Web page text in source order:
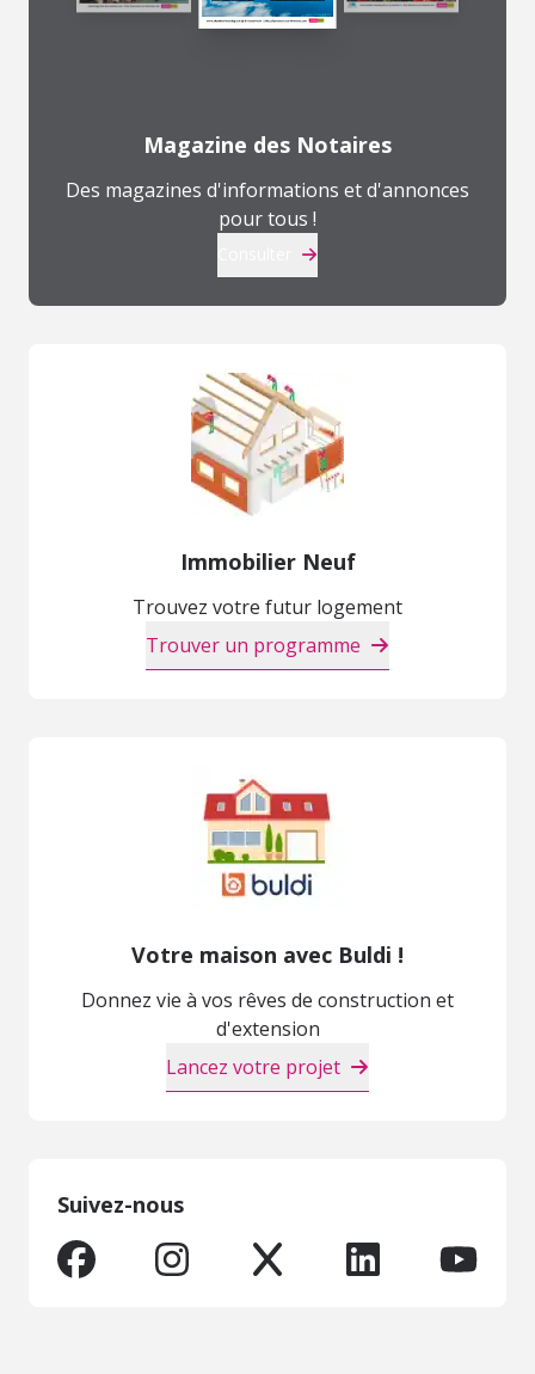
Magazine des Notaires
Des magazines d'informations et d'annonces
pour tous !
Immobilier Neuf
Trouvez votre futur logement
Trouver un programme
Votre maison avec Buldi !
Donnez vie à vos rêves de construction et
d'extension
Lancez votre projet
Suivez-nous